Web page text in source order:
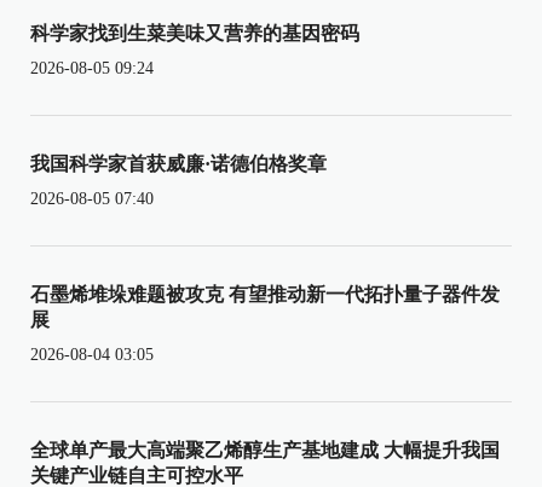
科学家找到生菜美味又营养的基因密码
2026-08-05 09:24
我国科学家首获威廉·诺德伯格奖章
2026-08-05 07:40
石墨烯堆垛难题被攻克 有望推动新一代拓扑量子器件发
展
2026-08-04 03:05
全球单产最大高端聚乙烯醇生产基地建成 大幅提升我国
关键产业链自主可控水平